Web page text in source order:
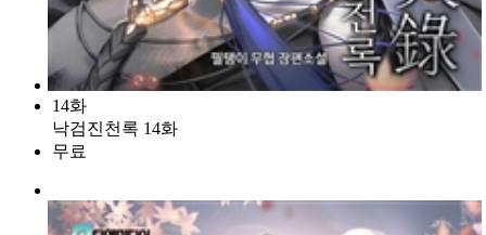
14화
낙검진천록 14화
무료